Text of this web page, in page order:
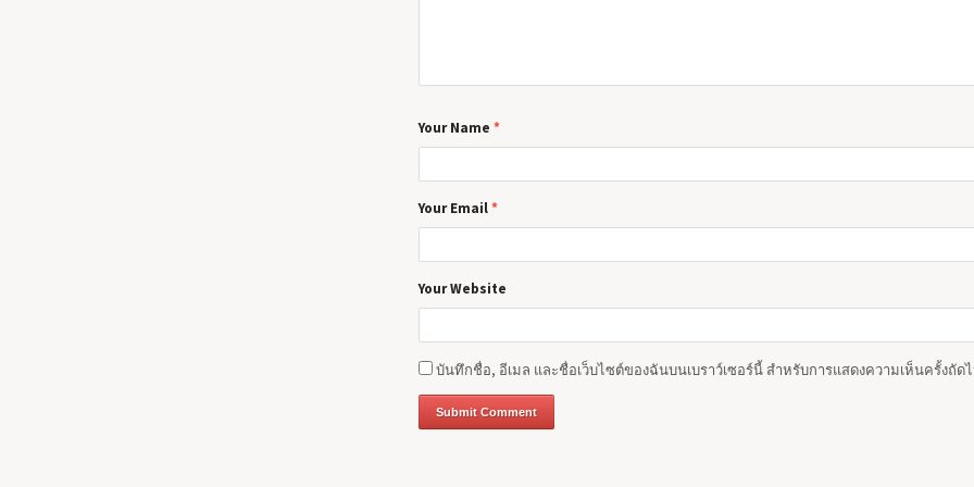
Your Name *
Your Email*
Your Website
บันทึกชื่อ, อีเมล และชื่อเว็บไซต์ของฉันบนเบราว์เซอร์นี้ สำหรับการแสดงความเห็นครั้งถัด